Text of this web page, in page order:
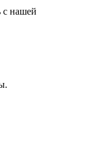
с нашей